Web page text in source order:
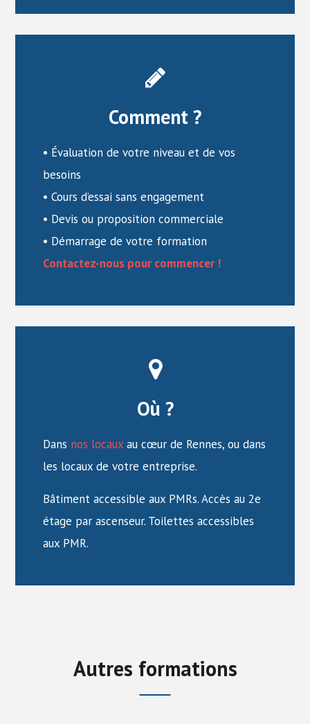
Comment ?
• Évaluation de votre niveau et de vos
besoins
• Cours d’essai sans engagement
• Devis ou proposition commerciale
• Démarrage de votre formation
Contactez-nous pour commencer !
Où ?
Dans nos locaux au cœur de Rennes, ou dans
les locaux de votre entreprise.
Bâtiment accessible aux PMRs. Accès au 2e
étage par ascenseur. Toilettes accessibles
aux PMR.
Autres formations